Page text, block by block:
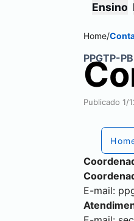
Ensino
Home/
PPGTP-PB
Publicado 1/
E-mail: